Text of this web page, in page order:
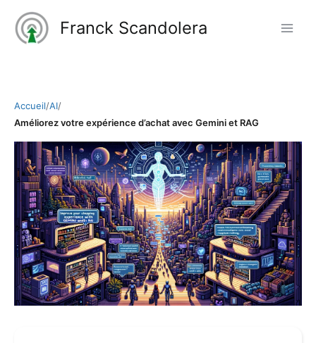
contenu
Franck Scandolera
Accueil/AI/
Améliorez votre expérience d’achat avec Gemini et RAG